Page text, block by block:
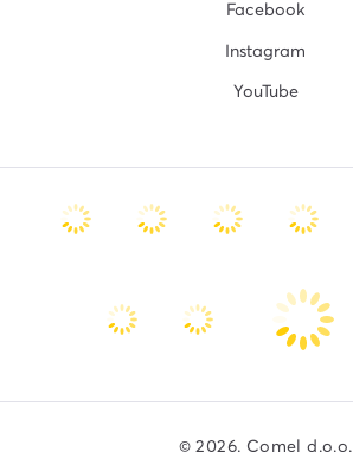
Facebook
Instagram
YouTube
© 2026. Comel d.o.o.